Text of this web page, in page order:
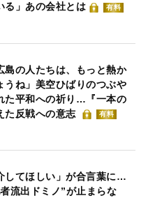
る」あの会社とは
有料
島の人たちは、もっと熱か
うね」美空ひばりのつぶや
た平和への祈り…『一本の
た反戦への意志
有料
してほしい」が合言葉に…
流出ドミノ”が止まらな